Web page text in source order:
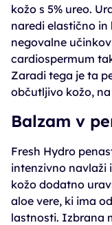
kožo s 5% ureo.
naredi elastično
negovalne
cardiospermum
Zaradi tega je ta
občutljivo kožo,
Balzam v
Fresh Hydro
intenzivno navlaži
kožo dodatno
aloe vere, ki ima
lastnosti. Izbrana